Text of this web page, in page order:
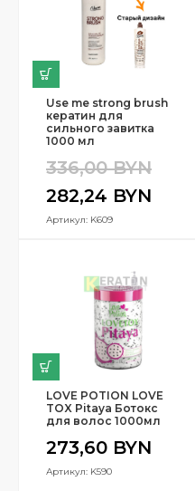
Use me strong brush
кератин для
сильного завитка
1000 мл
336,00BYN
282,24 BYN
Артикул: K609
LOVE POTION LOVE
TOX Pitaya Ботокс
для волос 1000мл
273,60 BYN
Артикул: K590